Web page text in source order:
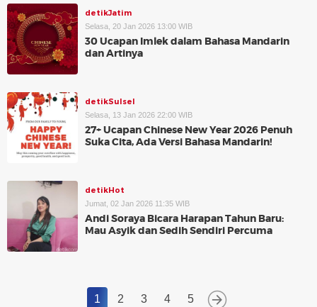
detikJatim
Selasa, 20 Jan 2026 13:00 WIB
30 Ucapan Imlek dalam Bahasa Mandarin
dan Artinya
detikSulsel
Selasa, 13 Jan 2026 22:00 WIB
27+ Ucapan Chinese New Year 2026 Penuh
Suka Cita, Ada Versi Bahasa Mandarin!
detikHot
Jumat, 02 Jan 2026 11:35 WIB
Andi Soraya Bicara Harapan Tahun Baru:
Mau Asyik dan Sedih Sendiri Percuma
1 2 3 4 5